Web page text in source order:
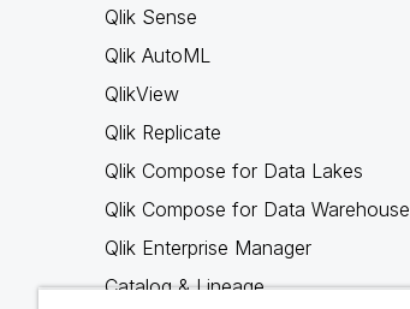
Qlik Sense
Qlik AutoML
QlikView
Qlik Replicate
Qlik Compose for Data Lakes
Qlik Compose for Data Warehouse
Qlik Enterprise Manager
Catalog & Lineage